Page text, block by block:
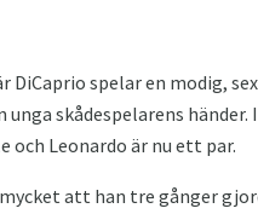
DiCaprio spelar en modig,
skådespelarens
och Leonardo är nu ett par.
att han tre gånger